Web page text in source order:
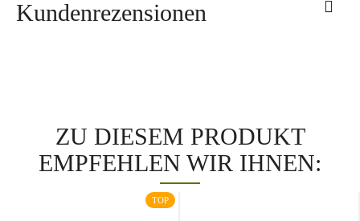
Kundenrezensionen
ZU DIESEM PRODUKT
EMPFEHLEN WIR IHNEN:
TOP